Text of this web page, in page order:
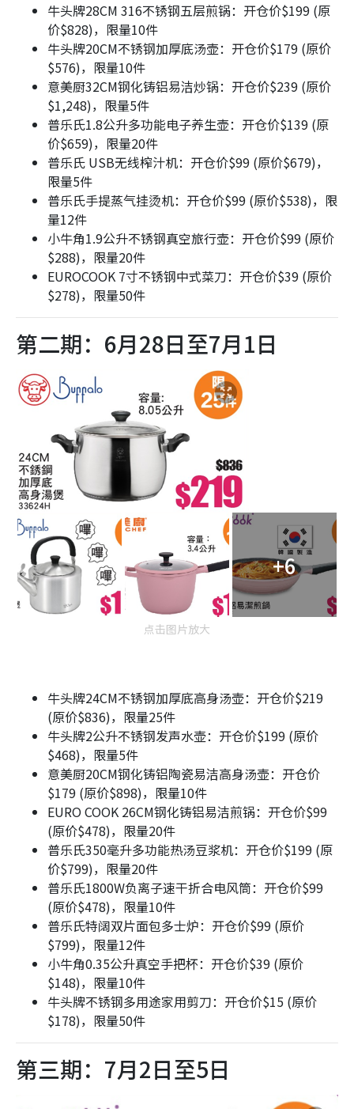
牛头牌28CM 316不锈钢五层煎锅：开仓价$199 (原
价$828)，限量10件
牛头牌20CM不锈钢加厚底汤壶：开仓价$179 (原价
$576)，限量10件
意美厨32CM钢化铸铝易洁炒锅：开仓价$239 (原价
$1,248)，限量5件
普乐氏1.8公升多功能电子养生壶：开仓价$139 (原
价$659)，限量20件
普乐氏 USB无线榨汁机：开仓价$99 (原价$679)，
限量5件
普乐氏手提蒸气挂烫机：开仓价$99 (原价$538)，限
量12件
小牛角1.9公升不锈钢真空旅行壶：开仓价$99 (原价
$288)，限量20件
EUROCOOK 7寸不锈钢中式菜刀：开仓价$39 (原价
$278)，限量50件
第二期：6月28日至7月1日
+6
点击图片放大
牛头牌24CM不锈钢加厚底高身汤壶：开仓价$219
(原价$836)，限量25件
牛头牌2公升不锈钢发声水壶：开仓价$199 (原价
$468)，限量5件
意美厨20CM钢化铸铝陶瓷易洁高身汤壶：开仓价
$179 (原价$898)，限量10件
EURO COOK 26CM钢化铸铝易洁煎锅：开仓价$99
(原价$478)，限量20件
普乐氏350毫升多功能热汤豆浆机：开仓价$199 (原
价$799)，限量20件
普乐氏1800W负离子速干折合电风筒：开仓价$99
(原价$478)，限量10件
普乐氏特阔双片面包多士炉：开仓价$99 (原价
$799)，限量12件
小牛角0.35公升真空手把杯：开仓价$39 (原价
$148)，限量10件
牛头牌不锈钢多用途家用剪刀：开仓价$15 (原价
$178)，限量50件
第三期：7月2日至5日